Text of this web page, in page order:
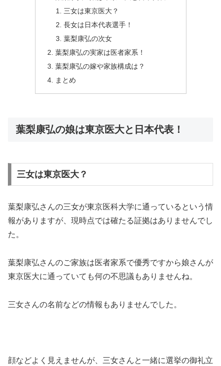
三女は東京医大？
長女は日本代表選手！
葉梨康弘の次女
葉梨康弘の実家は医者家系！
葉梨康弘の嫁や家族構成は？
まとめ
葉梨康弘の娘は東京医大と日本代表！
三女は東京医大？
葉梨康弘さんの三女が東京医科大学に通っているという情
報がありますが、現時点では確たる証拠はありませんでし
た。
葉梨康弘さんのご家族は医者家系で優秀ですから娘さんが
東京医大に通っていても何の不思議もありませんね。
三女さんの名前などの情報もありませんでした。
顔などよく見えませんが、三女さんと一緒に選挙の御礼立